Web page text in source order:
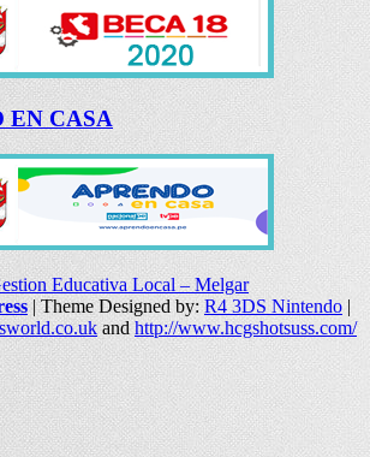
EN CASA
Educativa Local – Melgar
| Theme Designed by: R4 3DS Nintendo |
andhttp://www.hcgshotsuss.com/